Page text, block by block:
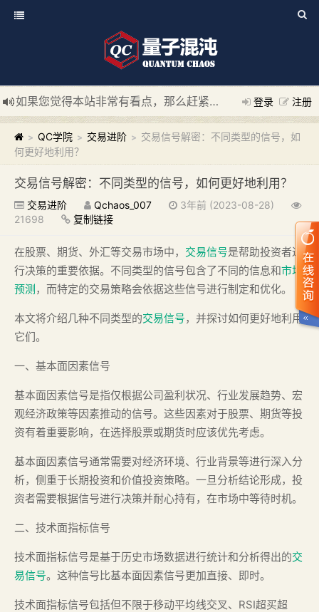
登录 注册
如果您觉得本站非常有看点，那么赶紧使用Ctrl+D 收藏我们吧
新添加量子混沌系统板块，欢迎大家访问！
---“量子混沌系
> QC学院 > 交易进阶 > 交易信号解密：不同类型的信号，如
何更好地利用？
交易信号解密：不同类型的信号，如何更好地利用？
交易进阶 Qchaos_007
3年前 (2023-08-28)
21698
复制链接
在股票、期货、外汇等交易市场中， 交易信号是帮助投资者进
行决策的重要依据。不同类型的信号包含了不同的信息和市场
预测，而特定的交易策略会依据这些信号进行制定和优化。
本文将介绍几种不同类型的交易信号，并探讨如何更好地利用
它们。
一、基本面因素信号
基本面因素信号是指仅根据公司盈利状况、行业发展趋势、宏
观经济政策等因素推动的信号。这些因素对于股票、期货等投
资有着重要影响，在选择股票或期货时应该优先考虑。
基本面因素信号通常需要对经济环境、行业背景等进行深入分
析，侧重于长期投资和价值投资策略。一旦分析结论形成，投
资者需要根据信号进行决策并耐心持有，在市场中等待时机。
二、技术面指标信号
技术面指标信号是基于历史市场数据进行统计和分析得出的交
易信号。这种信号比基本面因素信号更加直接、即时。
技术面指标信号包括但不限于移动平均线交叉、RSI超买超